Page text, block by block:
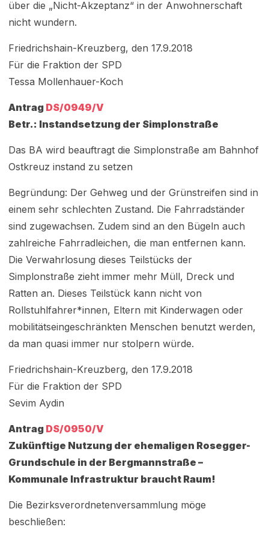
über die „Nicht-Akzeptanz“ in der Anwohnerschaft
nicht wundern.
Friedrichshain-Kreuzberg, den 17.9.2018
Für die Fraktion der SPD
Tessa Mollenhauer-Koch
Antrag DS/0949/V
Betr.: Instandsetzung der Simplonstraße
Das BA wird beauftragt die Simplonstraße am Bahnhof
Ostkreuz instand zu setzen
Begründung: Der Gehweg und der Grünstreifen sind in
einem sehr schlechten Zustand. Die Fahrradständer
sind zugewachsen. Zudem sind an den Bügeln auch
zahlreiche Fahrradleichen, die man entfernen kann.
Die Verwahrlosung dieses Teilstücks der
Simplonstraße zieht immer mehr Müll, Dreck und
Ratten an. Dieses Teilstück kann nicht von
Rollstuhlfahrer*innen, Eltern mit Kinderwagen oder
mobilitätseingeschränkten Menschen benutzt werden,
da man quasi immer nur stolpern würde.
Friedrichshain-Kreuzberg, den 17.9.2018
Für die Fraktion der SPD
Sevim Aydin
Antrag DS/0950/V
Zukünftige Nutzung der ehemaligen Rosegger-
Grundschule in der Bergmannstraße –
Kommunale Infrastruktur braucht Raum!
Die Bezirksverordnetenversammlung möge
beschließen: